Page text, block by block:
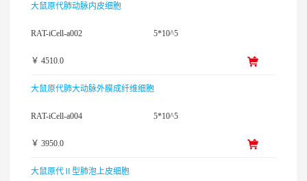
大鼠原代肺动脉内皮细胞
RAT-iCell-a002 5*10^5
￥ 4510.0
大鼠原代肺大动脉外膜成纤维细胞
RAT-iCell-a004 5*10^5
￥ 3950.0
大鼠原代Ⅱ型肺泡上皮细胞